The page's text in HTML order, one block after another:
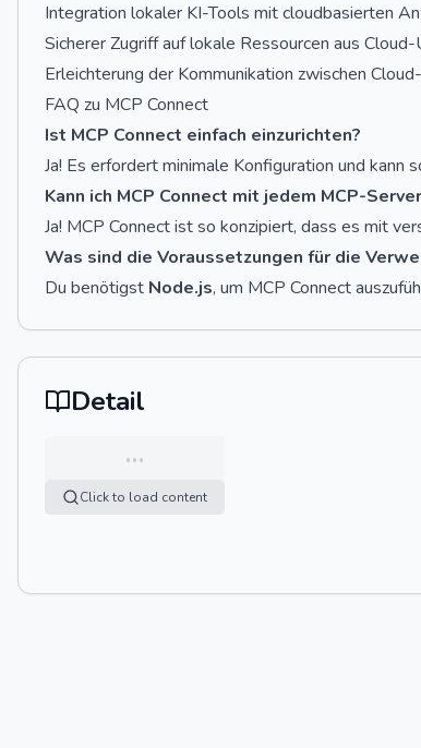
Integration lokaler KI-Tools mit cloudbasierten
Sicherer Zugriff auf lokale Ressourcen aus
Erleichterung der Kommunikation zwischen
FAQ zu MCP Connect
Ist MCP Connect einfach einzurichten?
Ja! Es erfordert minimale Konfiguration und kann
Kann ich MCP Connect mit jedem MCP-
Ja! MCP Connect ist so konzipiert, dass es mit
Was sind die Voraussetzungen für die
Du benötigst Node.js, um MCP Connect
Detail
…
Click to load content